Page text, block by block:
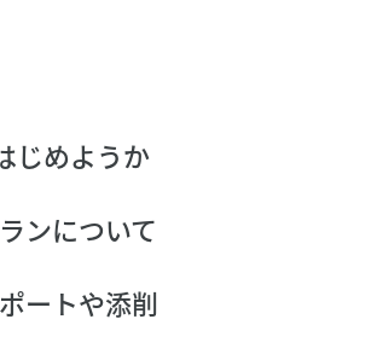
じめようか
ンについて
ートや添削